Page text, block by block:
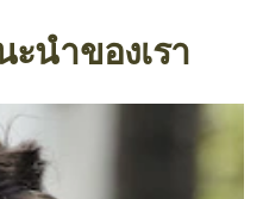
นำของเรา